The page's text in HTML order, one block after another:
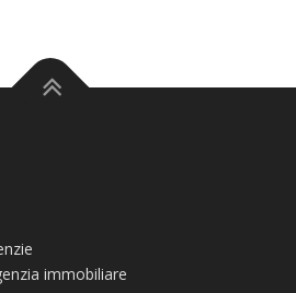
immobiliare